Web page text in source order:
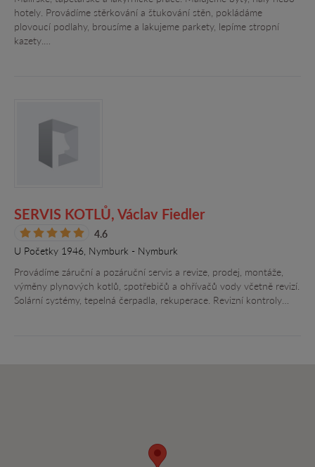
hotely. Provádíme stěrkování a štukování stěn, pokládáme
plovoucí podlahy, brousíme a lakujeme parkety, lepíme stropní
kazety.…
SERVIS KOTLŮ, Václav Fiedler
4.6
U Početky 1946, Nymburk - Nymburk
Provádíme záruční a pozáruční servis a revize, prodej, montáže,
výměny plynových kotlů, spotřebičů a ohřívačů vody včetně revizí.
Solární systémy, tepelná čerpadla, rekuperace. Revizní kontroly…